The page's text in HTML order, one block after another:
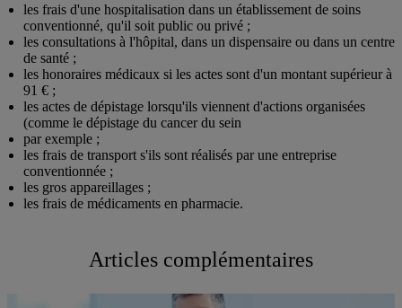
les frais d'une hospitalisation dans un établissement de soins
conventionné, qu'il soit public ou privé ;
les consultations à l'hôpital, dans un dispensaire ou dans un centre
de santé ;
les honoraires médicaux si les actes sont d'un montant supérieur à
91 € ;
les actes de dépistage lorsqu'ils viennent d'actions organisées
(comme le dépistage du cancer du sein
par exemple ;
les frais de transport s'ils sont réalisés par une entreprise
conventionnée ;
les gros appareillages ;
les frais de médicaments en pharmacie.
Articles complémentaires